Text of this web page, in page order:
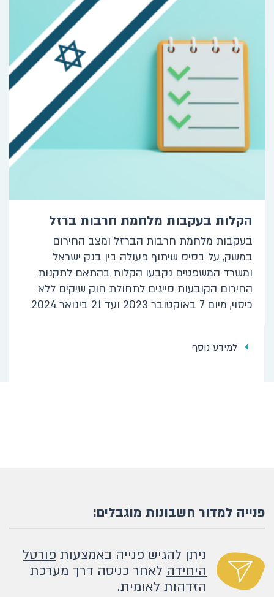
הקלות בעקבות מלחמת חרבות ברזל
בעקבות מלחמת חרבות הברזל ומצב החירום
במשק, על בסיס שיתוף פעולה בין בנק ישראל
ומשרד המשפטים נקבעו הקלות בהתאם לתקנות
החירום הקובעות סייגים לתחולת חוק שיקים ללא
כיסוי, מיום 7 באוקטובר 2023 ועד 21 בינואר 2024
למידע נוסף
פנייה למדור חשבונות מוגבלים:
ניתן להגיש פנייה באמצעות פורטל
היחידה לאחר כניסה דרך מערכת
הזדהות לאומית.